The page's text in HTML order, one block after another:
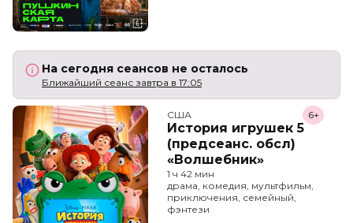
На сегодня сеансов не осталось
Ближайший сеанс завтра в 17:05
США
История игрушек 5
(предсеанс. обсл)
«Волшебник»
6+
1 ч 42 мин
драма, комедия, мультфильм,
приключения, семейный,
фэнтези